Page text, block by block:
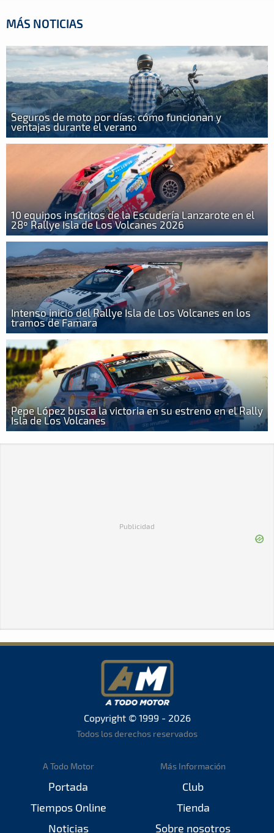
MÁS NOTICIAS
Seguros de moto por días: cómo funcionan y
ventajas durante el verano
10 equipos inscritos de la Escudería Lanzarote en el
28º Rallye Isla de Los Volcanes 2026
Intenso inicio del Rallye Isla de Los Volcanes en los
tramos de Famara
Pepe López busca la victoria en su estreno en el Rally
Isla de Los Volcanes
Publicidad
Copyright © 1999 - 2026
Todos los derechos reservados
A Todo Motor
Portada
Tiempos Online
Noticias
Más Información
Club
Tienda
Sobre nosotros